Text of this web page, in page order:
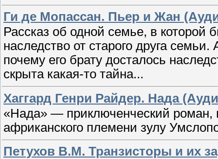
Ги де Мопассан. Пьер и Жан
Рассказ об одной семье, в которой
наследство от старого друга
почему его брату досталось
скрыта какая-то тайна...
Хаггард Генри Райдер. Нада
«Нада» — приключенческий роман,
африканского племени зулу
Петухов В.М. Транзисторы и их